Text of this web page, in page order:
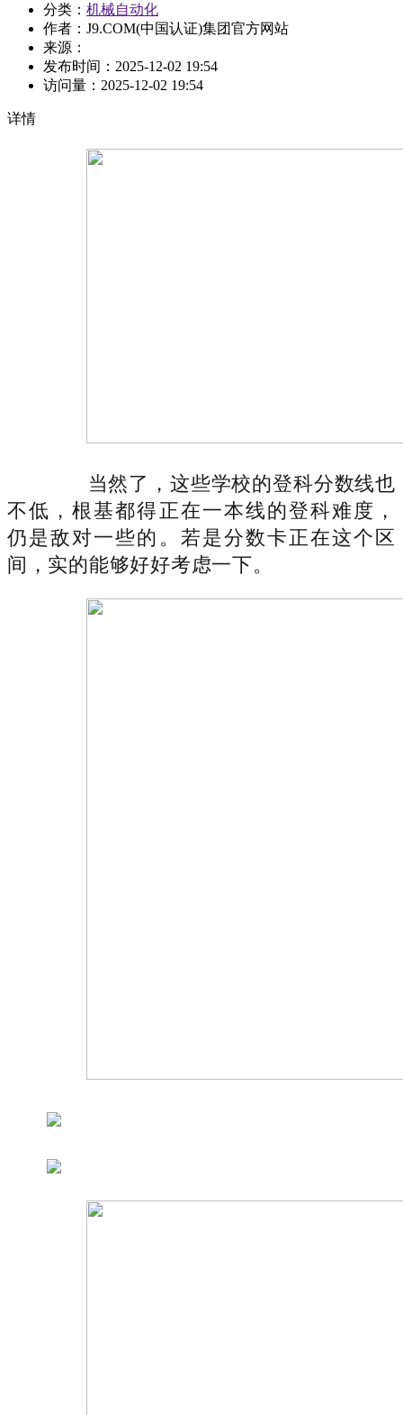
分类： 机械自动化
作者：J9.COM(中国认证)集团官方网站
来源：
发布时间： 2025-12-02 19:54
访问量： 2025-12-02 19:54
详情
当然了，这些学校的登科分数线也
不低，根基都得正在一本线的登科难度，
仍是敌对一些的。若是分数卡正在这个区
间，实的能够好好考虑一下。